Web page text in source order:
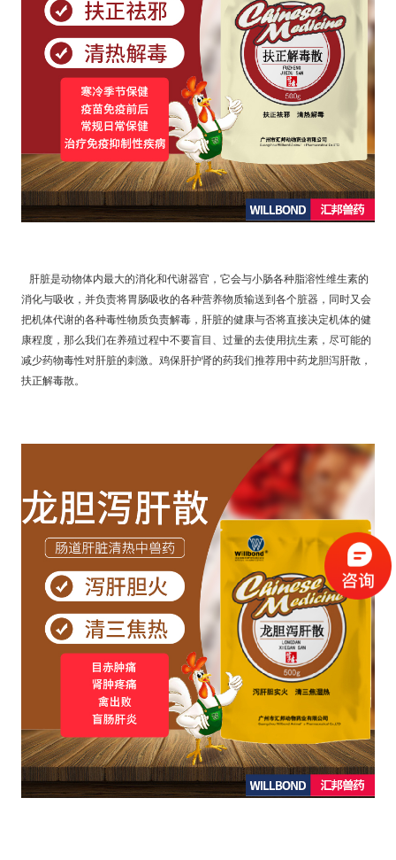
肝脏是动物体内最大的消化和代谢器官 ， 它会与小肠各种脂溶性维生素的
消化与吸收，并负责将胃肠吸收的各种营养物质输送到各个脏器，同时又会
把机体代谢的各种毒性物质负责解毒，肝脏的健康与否将直接决定机体的健
康程度，那么我们在养殖过程中不要盲目、过量的去使用抗生素，尽可能的
减少药物毒性对肝脏的刺激。 鸡保肝护肾的药我们推荐用中药龙胆泻肝散，
扶正解毒散。